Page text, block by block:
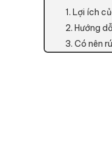
1. Lợi ích
2. Hướng
3. Có nên